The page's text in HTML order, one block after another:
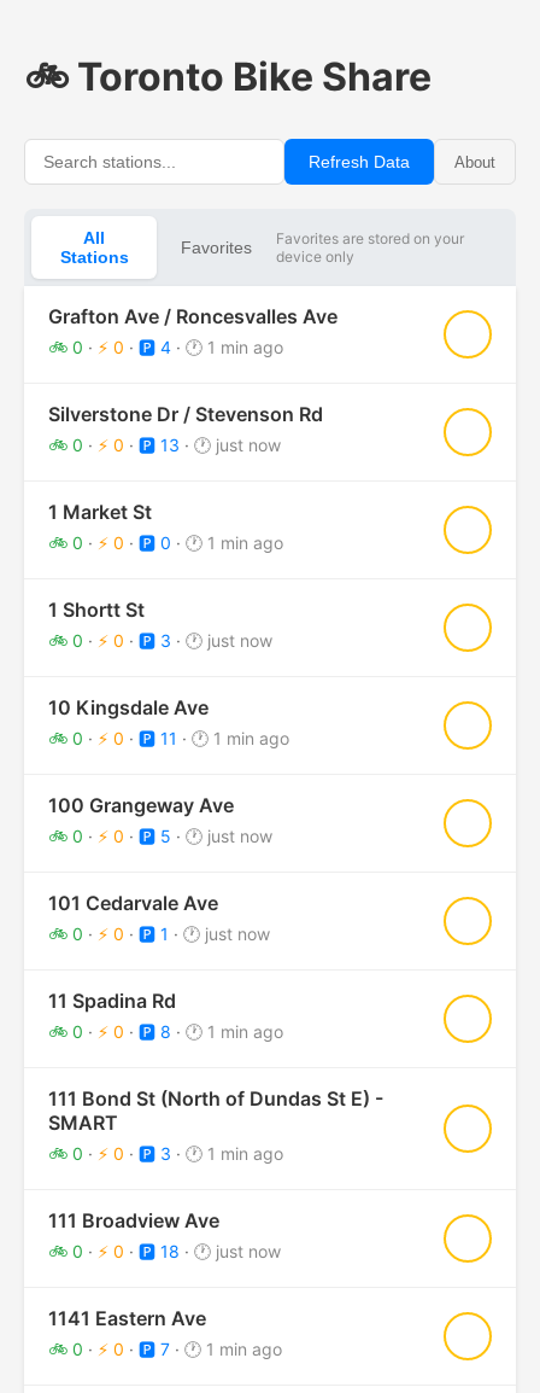
🚲 Toronto Bike Share
Refresh Data About
All
Stations
Favorites
Favorites are stored on your
device only
Grafton Ave / Roncesvalles Ave
🚲 0 · ⚡ 0 · 🅿️ 4 · 🕐 1 min ago
Silverstone Dr / Stevenson Rd
🚲 0 · ⚡ 0 · 🅿️ 13 · 🕐 just now
1 Market St
🚲 0 · ⚡ 0 · 🅿️ 0 · 🕐 1 min ago
1 Shortt St
🚲 0 · ⚡ 0 · 🅿️ 3 · 🕐 just now
10 Kingsdale Ave
🚲 0 · ⚡ 0 · 🅿️ 11 · 🕐 1 min ago
100 Grangeway Ave
🚲 0 · ⚡ 0 · 🅿️ 5 · 🕐 just now
101 Cedarvale Ave
🚲 0 · ⚡ 0 · 🅿️ 1 · 🕐 just now
11 Spadina Rd
🚲 0 · ⚡ 0 · 🅿️ 8 · 🕐 1 min ago
111 Bond St (North of Dundas St E) -
SMART
🚲 0 · ⚡ 0 · 🅿️ 3 · 🕐 1 min ago
111 Broadview Ave
🚲 0 · ⚡ 0 · 🅿️ 18 · 🕐 just now
1141 Eastern Ave
🚲 0 · ⚡ 0 · 🅿️ 7 · 🕐 1 min ago